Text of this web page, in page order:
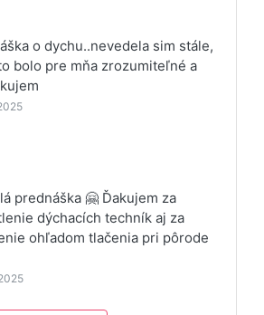
o dychu..nevedela sim stále,
bolo pre mňa zrozumiteľné a
prednáška 🤗 Ďakujem za
dýchacích techník aj za
ohľadom tlačenia pri pôrode